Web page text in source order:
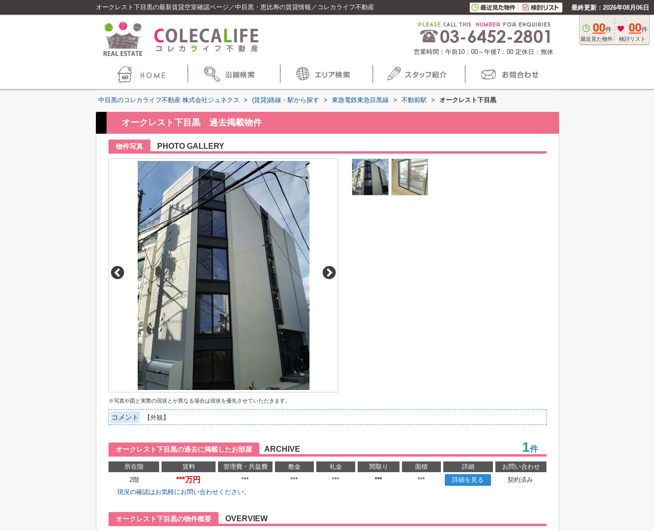
オークレスト下目黒の最新賃貸空室確認ページ／中目黒・恵比寿の賃貸情報／コレカライフ不動産 最終更新：2026年08月06日
00件
最近見た物件
00件
検討リスト
営業時間：午前10：00～午後7：00 定休日：無休
中目黒のコレカライフ不動産 株式会社ジュネクス > (賃貸)路線・駅から探す > 東急電鉄東急目黒線 > 不動前駅 > オークレスト下目黒
オークレスト下目黒 過去掲載物件
物件写真 PHOTO GALLERY
※写真や図と実際の現状とが異なる場合は現状を優先させていただきます。
コメント 【外観】
オークレスト下目黒の過去に掲載したお部屋 ARCHIVE 1件
所在階 賃料 管理費・共益費 敷金 礼金 間取り 面積 詳細
お問い合わせ
2階
***万円 *** *** *** *** *** 詳細を見る
契約済み
現況の確認はお気軽にお問い合わせください。
オークレスト下目黒の物件概要 OVERVIEW